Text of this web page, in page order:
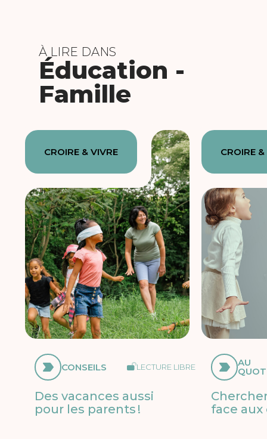
À LIRE DANS
Éducation -
Famille
CROIRE & VIVRE
CONSEILS LECTURE LIBRE
Des vacances aussi
pour les parents !
CROIRE
AU
face aux